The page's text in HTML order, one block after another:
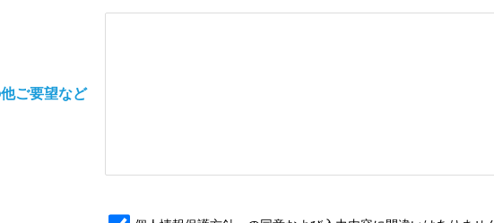
ご要望など